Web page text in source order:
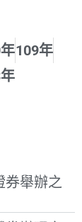
109年
券舉辦之